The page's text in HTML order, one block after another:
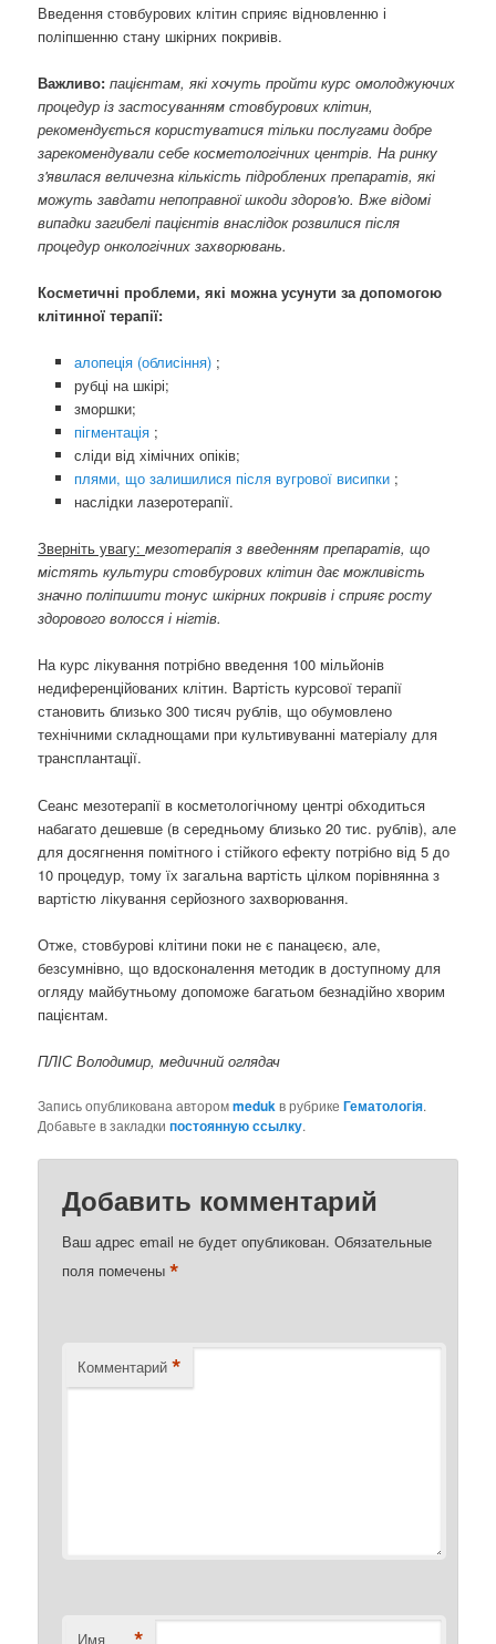
Введення стовбурових клітин сприяє відновленню і
поліпшенню стану шкірних покривів.
Важливо:пацієнтам, які хочуть пройти курс омолоджуючих
процедур із застосуванням стовбурових клітин,
рекомендується користуватися тільки послугами добре
зарекомендували себе косметологічних центрів. На ринку
з'явилася величезна кількість підроблених препаратів, які
можуть завдати непоправної шкоди здоров'ю. Вже відомі
випадки загибелі пацієнтів внаслідок розвилися після
процедур онкологічних захворювань.
Косметичні проблеми, які можна усунути за допомогою
клітинної терапії:
алопеція (облисіння) ;
рубці на шкірі;
зморшки;
пігментація ;
сліди від хімічних опіків;
плями, що залишилися після вугрової висипки ;
наслідки лазеротерапії.
Зверніть увагу:мезотерапія з введенням препаратів, що
містять культури стовбурових клітин дає можливість
значно поліпшити тонус шкірних покривів і сприяє росту
здорового волосся і нігтів.
На курс лікування потрібно введення 100 мільйонів
недиференційованих клітин. Вартість курсової терапії
становить близько 300 тисяч рублів, що обумовлено
технічними складнощами при культивуванні матеріалу для
трансплантації.
Сеанс мезотерапії в косметологічному центрі обходиться
набагато дешевше (в середньому близько 20 тис. рублів), але
для досягнення помітного і стійкого ефекту потрібно від 5 до
10 процедур, тому їх загальна вартість цілком порівнянна з
вартістю лікування серйозного захворювання.
Отже, стовбурові клітини поки не є панацеєю, але,
безсумнівно, що вдосконалення методик в доступному для
огляду майбутньому допоможе багатьом безнадійно хворим
пацієнтам.
ПЛІС Володимир, медичний оглядач
Запись опубликована авторомmedukв рубрикеГематологія.
Добавьте в закладкипостоянную ссылку.
Добавить комментарий
Ваш адрес email не будет опубликован. Обязательные
поля помечены*
Комментарий *
Имя